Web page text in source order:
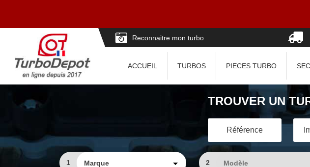
Reconnaitre mon turbo
ACCUEIL TURBOS PIECES TURBO
TROUVER UN
Référence
1 2